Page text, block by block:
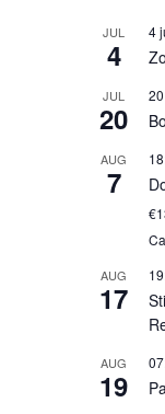
JUL
4
4
JUL
20
AUG
7
AUG
17
AUG
19